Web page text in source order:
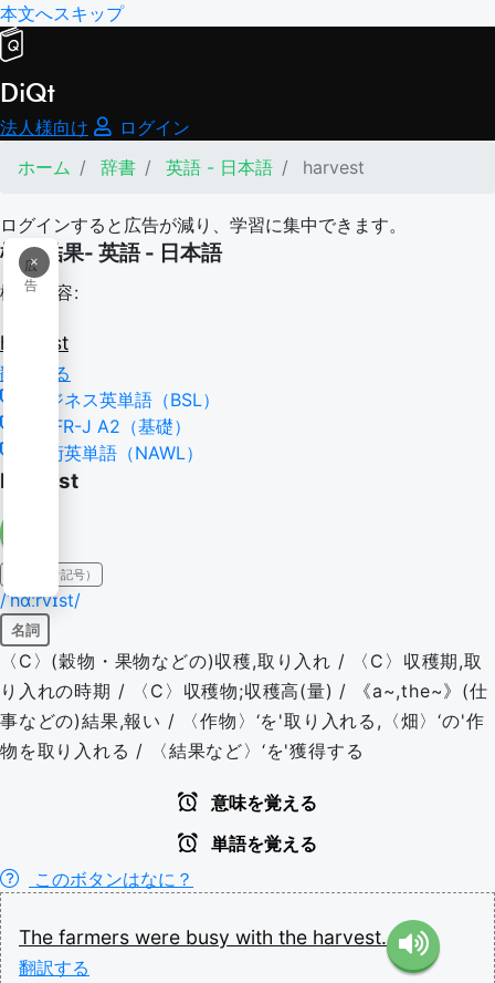
本文へスキップ
DiQt
法人様向け
ログイン
ホーム
辞書 英語 - 日本語 harvest
ログインすると広告が減り、学習に集中できます。
×
広
告
検索結果- 英語 - 日本語
検索内容:
harvest
翻訳する
ビジネス英単語（BSL）
CEFR-J A2（基礎）
学術英単語（NAWL）
harvest
IPA（発音記号）
/ˈhɑːrvɪst/
名詞
〈C〉(穀物・果物などの)収穫,取り入れ / 〈C〉収穫期,取
り入れの時期 / 〈C〉収穫物;収穫高(量) / 《a~,the~》(仕
事などの)結果,報い / 〈作物〉‘を'取り入れる,〈畑〉‘の'作
物を取り入れる / 〈結果など〉‘を'獲得する
意味を覚える
単語を覚える
このボタンはなに？
The farmers were busy with the harvest.
翻訳する